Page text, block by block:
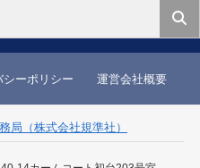
シーポリシー 運営会社概要
局（株式会社規準社）